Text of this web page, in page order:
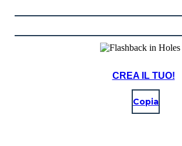
CREA IL TUO!
Copia